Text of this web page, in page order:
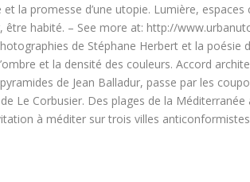
et la promesse d’une utopie. Lumière,
être habité. – See more at: http://
de Stéphane Herbert et la
et la densité des couleurs. Accord
de Jean Balladur, passe par les
Le Corbusier. Des plages de la
à méditer sur trois villes